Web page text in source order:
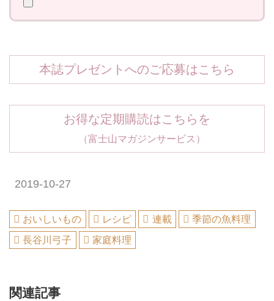
本誌プレゼントへのご応募はこちら
お得な定期購読はこちらを
（富士山マガジンサービス）
2019-10-27
おいしいもの レシピ 連載
季節の魚料理
長谷川弓子
家庭料理
関連記事